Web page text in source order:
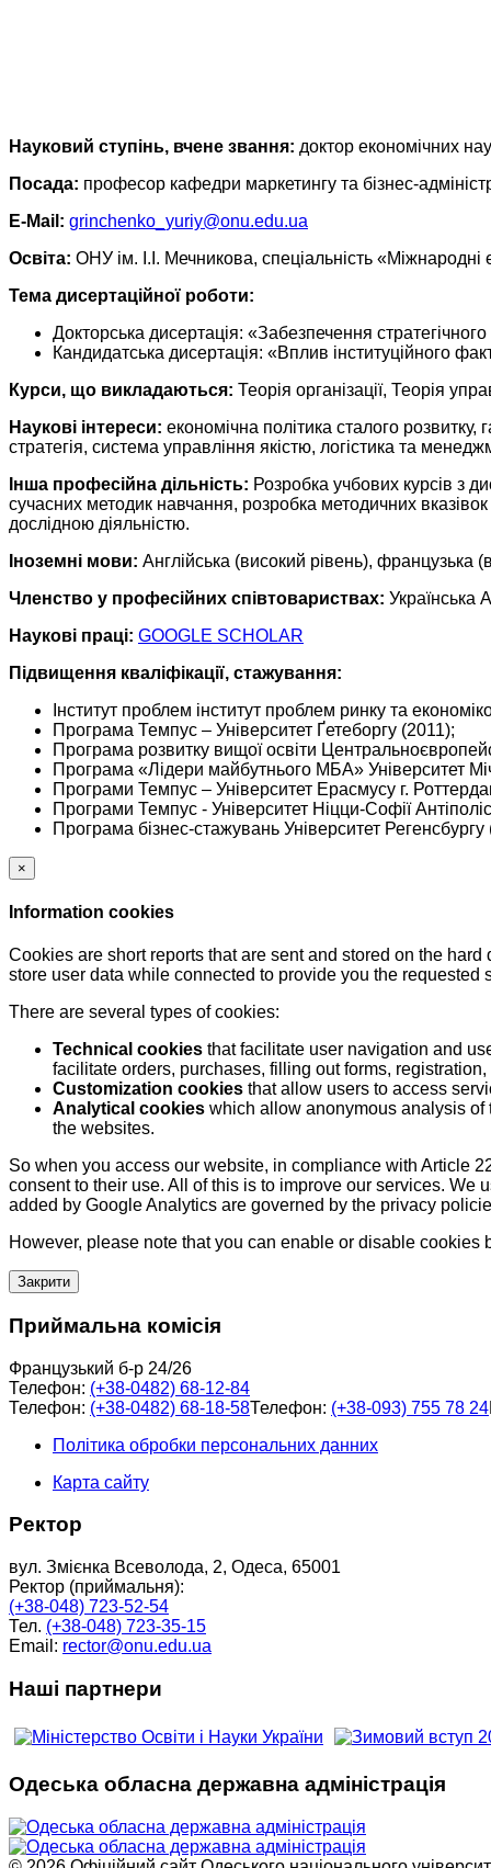
Науковий ступінь, вчене звання: доктор економічних
Посада: професор кафедри маркетингу та бізнес-
E-Mail: grinchenko_yuriy@onu.edu.ua
Освіта: ОНУ ім. І.І. Мечникова, спеціальність
Тема дисертаційної роботи:
Докторська дисертація: «Забезпечення
Кандидатська дисертація: «Вплив інституційного
Курси, що викладаються: Теорія організації, Теорія
Наукові інтереси: економічна політика сталого
стратегія, система управління якістю, логістика та
Інша професійна дільність: Розробка учбових курсів з
сучасних методик навчання, розробка методичних
дослідною діяльністю.
Іноземні мови: Англійська (високий рівень), французька
Членство у професійних співтовариствах: Українська
Наукові праці: GOOGLE SCHOLAR
Підвищення кваліфікації, стажування:
Інститут проблем інститут проблем ринку та
Програма Темпус – Університет Ґетеборгу (2011);
Програма розвитку вищої освіти
Програма «Лідери майбутнього МБА» Університет
Програми Темпус – Університет Ерасмусу г.
Програми Темпус - Університет Ніцци-Софії
Програма бізнес-стажувань Університет
×
Information cookies
Cookies are short reports that are sent and stored on the
store user data while connected to provide you the
There are several types of cookies:
Technical cookies that facilitate user navigation and
facilitate orders, purchases, filling out forms,
Customization cookies that allow users to access
Analytical cookies which allow anonymous analysis
the websites.
So when you access our website, in compliance with Article
consent to their use. All of this is to improve our services.
added by Google Analytics are governed by the privacy
However, please note that you can enable or disable cookies
Закрити
Приймальна комісія
Французький б-р 24/26
Телефон: (+38-0482) 68-12-84
Телефон: (+38-0482) 68-18-58Телефон: (+38-093) 755 78 24
Політика обробки персональних данних
Карта сайту
Ректор
вул. Змієнка Всеволода, 2, Одеса, 65001
Ректор (приймальня):
(+38-048) 723-52-54
Тел. (+38-048) 723-35-15
Email: rector@onu.edu.ua
Наші партнери
Одеська обласна державна адміністрація